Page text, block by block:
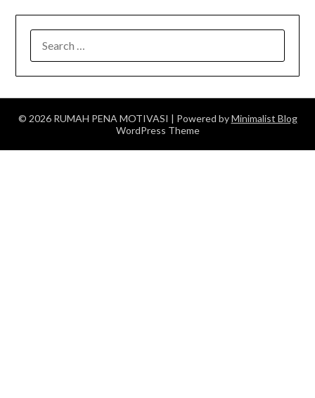
FOR:
© 2026 RUMAH PENA MOTIVASI | Powered byMinimalist Blog
WordPress Theme